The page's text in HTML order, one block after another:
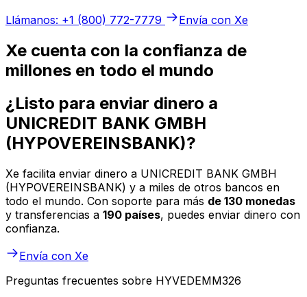
Llámanos: +1 (800) 772-7779
Envía con Xe
Xe cuenta con la confianza de
millones en todo el mundo
¿Listo para enviar dinero a
UNICREDIT BANK GMBH
(HYPOVEREINSBANK)?
Xe facilita enviar dinero a UNICREDIT BANK GMBH
(HYPOVEREINSBANK) y a miles de otros bancos en
todo el mundo. Con soporte para más de 130 monedas
y transferencias a 190 países, puedes enviar dinero con
confianza.
Envía con Xe
Preguntas frecuentes sobre HYVEDEMM326